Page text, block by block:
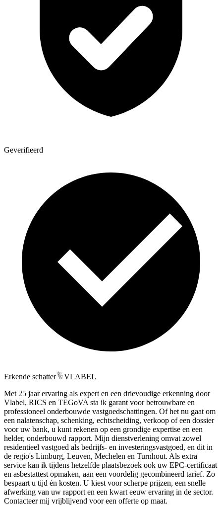
Geverifieerd
Erkende schatter
VLABEL
Met 25 jaar ervaring als expert en een drievoudige erkenning door
Vlabel, RICS en TEGoVA sta ik garant voor betrouwbare en
professioneel onderbouwde vastgoedschattingen. Of het nu gaat om
een nalatenschap, schenking, echtscheiding, verkoop of een dossier
voor uw bank, u kunt rekenen op een grondige expertise en een
helder, onderbouwd rapport. Mijn dienstverlening omvat zowel
residentieel vastgoed als bedrijfs- en investeringsvastgoed, en dit in
de regio's Limburg, Leuven, Mechelen en Turnhout. Als extra
service kan ik tijdens hetzelfde plaatsbezoek ook uw EPC-certificaat
en asbestattest opmaken, aan een voordelig gecombineerd tarief. Zo
bespaart u tijd én kosten. U kiest voor scherpe prijzen, een snelle
afwerking van uw rapport en een kwart eeuw ervaring in de sector.
Contacteer mij vrijblijvend voor een offerte op maat.